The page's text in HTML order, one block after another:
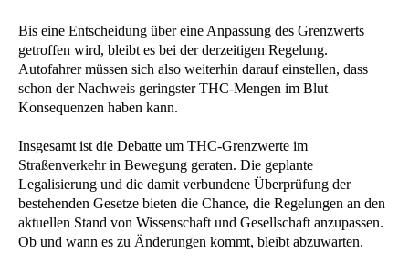
Bis eine Entscheidung über eine Anpassung des Grenzwerts
getroffen wird, bleibt es bei der derzeitigen Regelung.
Autofahrer müssen sich also weiterhin darauf einstellen, dass
schon der Nachweis geringster THC-Mengen im Blut
Konsequenzen haben kann.
Insgesamt ist die Debatte um THC-Grenzwerte im
Straßenverkehr in Bewegung geraten. Die geplante
Legalisierung und die damit verbundene Überprüfung der
bestehenden Gesetze bieten die Chance, die Regelungen an den
aktuellen Stand von Wissenschaft und Gesellschaft anzupassen.
Ob und wann es zu Änderungen kommt, bleibt abzuwarten.